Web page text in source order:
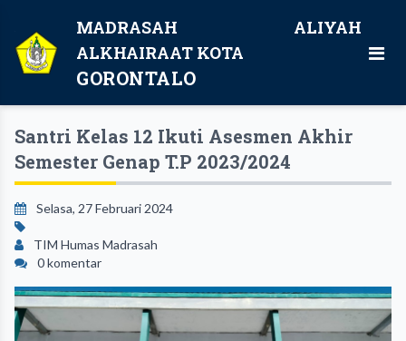
MADRASAH ALIYAH
ALKHAIRAAT KOTA
GORONTALO
Santri Kelas 12 Ikuti Asesmen Akhir
Semester Genap T.P 2023/2024
Selasa, 27 Februari 2024
TIM Humas Madrasah
0 komentar